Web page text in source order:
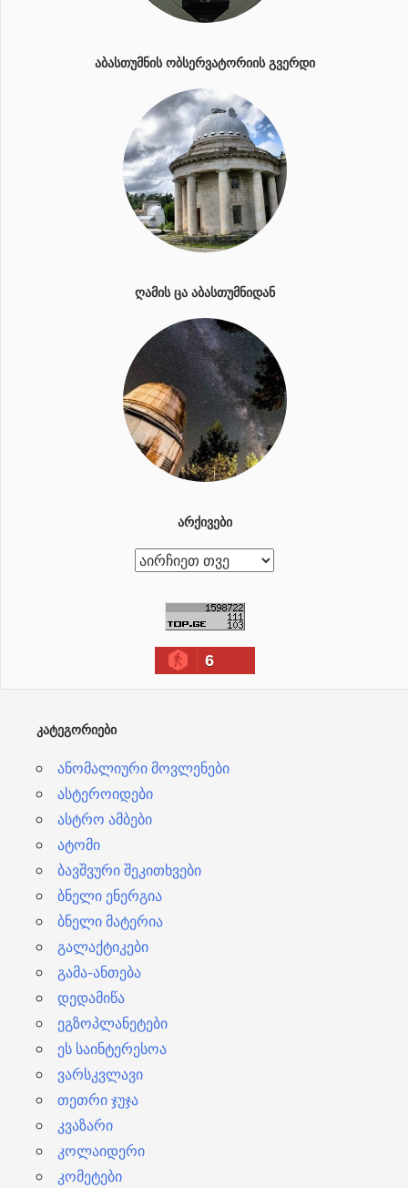
ᲐᲑᲐᲡᲗᲣᲛᲜᲘᲡ ᲝᲑᲡᲔᲠᲕᲐᲢᲝᲠᲘᲘᲡ ᲒᲕᲔᲠᲓᲘ
ᲦᲐᲛᲘᲡ ᲪᲐ ᲐᲑᲐᲡᲗᲣᲛᲜᲘᲓᲐᲜ
ᲐᲠᲥᲘᲕᲔᲑᲘ
ა
6
ᲙᲐᲢᲔᲒᲝᲠᲘᲔᲑᲘ
ანომალიური მოვლენები
ასტეროიდები
ასტრო ამბები
ატომი
ბავშვური შეკითხვები
ბნელი ენერგია
ბნელი მატერია
გალაქტიკები
გამა-ანთება
დედამიწა
ეგზოპლანეტები
ეს საინტერესოა
ვარსკვლავი
თეთრი ჯუჯა
კვაზარი
კოლაიდერი
კომეტები